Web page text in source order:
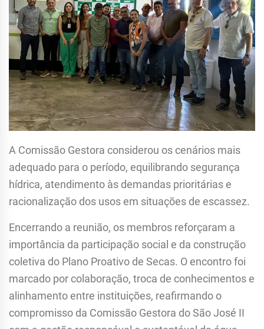
A Comissão Gestora considerou os cenários mais
adequado para o período, equilibrando segurança
hídrica, atendimento às demandas prioritárias e
racionalização dos usos em situações de escassez.
Encerrando a reunião, os membros reforçaram a
importância da participação social e da construção
coletiva do Plano Proativo de Secas. O encontro foi
marcado por colaboração, troca de conhecimentos e
alinhamento entre instituições, reafirmando o
compromisso da Comissão Gestora do São José II